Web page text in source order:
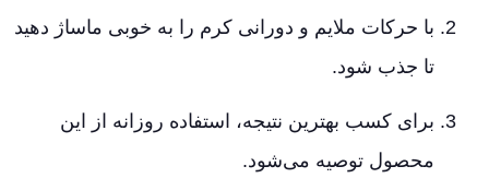
با حرکات ملایم و دورانی کرم را به خوبی ماساژ دهید
تا جذب شود.
برای کسب بهترین نتیجه، استفاده روزانه از این
محصول توصیه می‌شود.